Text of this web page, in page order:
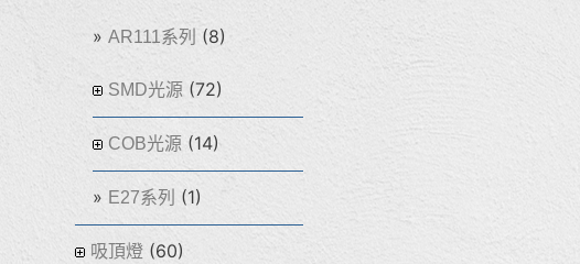
AR111系列 (8)
SMD光源 (72)
COB光源 (14)
E27系列 (1)
吸頂燈 (60)